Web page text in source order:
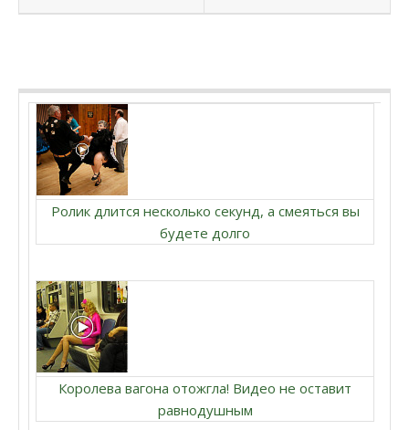
Ролик длится несколько секунд, а смеяться вы
будете долго
Королева вагона отожгла! Видео не оставит
равнодушным